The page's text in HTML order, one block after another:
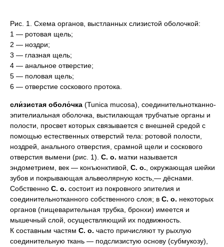
Рис. 1. Схема органов, выстланных слизистой оболочкой:
1 — ротовая щель;
2 — ноздри;
3 — глазная щель;
4 — анальное отверстие;
5 — половая щель;
6 — отверстие соскового протока.
сли́зистая оболо́чка (Tunica mucosa), соединительнотканно-
эпителиальная оболочка, выстилающая трубчатые органы и
полости, просвет которых связывается с внешней средой с
помощью естественных отверстий тела: ротовой полости,
ноздрей, анального отверстия, срамной щели и соскового
отверстия вымени (рис. 1). С. о. матки называется
эндометрием, век — конъюнктивой, С. о. , окружающая шейки
зубов и покрывающая альвеолярную кость,— дёснами.
Собственно С. о. состоит из покровного эпителия и
соединительнотканного собственного слоя; в С. о. некоторых
органов (пищеварительная трубка, бронхи) имеется и
мышечный слой, осуществляющий их подвижность.
К составным частям С. о. часто причисляют ту рыхлую
соединительную ткань — подслизистую основу (субмукозу),